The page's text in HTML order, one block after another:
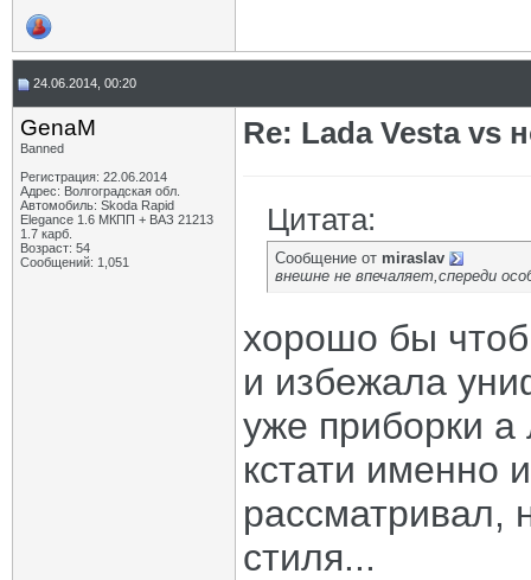
24.06.2014, 00:20
GenaM
Banned
Регистрация: 22.06.2014
Адрес: Волгоградская обл.
Автомобиль: Skoda Rapid
Elegance 1.6 МКПП + ВАЗ 21213
1.7 карб.
Возраст: 54
Сообщений: 1,051
Re: Lada Vesta vs
Цитата:
Сообщение от miraslav
внешне не впечаляет,спереди
хорошо бы
и избежала
уже приборки
кстати именно
рассматривал,
стиля...